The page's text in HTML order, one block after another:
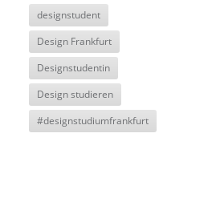
designstudent
Design Frankfurt
Designstudentin
Design studieren
#designstudiumfrankfurt